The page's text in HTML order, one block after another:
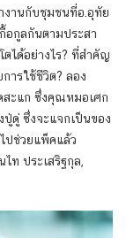
งานกับชุมชนที่อ.อุทัย
อกูลกันตามประสา
ได้อย่างไร? ที่สำคัญ
ารใช้ชีวิต? ลอง
ะแก ซึ่งคุณหมอเศก
ดู่ ซึ่งจะแจกเป็นของ
ปช่วยแพ็คแล้ว
ท ประเสริฐกุล,